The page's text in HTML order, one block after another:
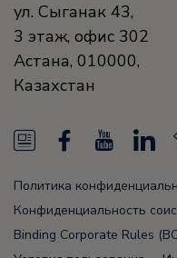
ул. Сыганак 43,
3 этаж, офис 302
Астана, 010000,
Казахстан
N
e
w
s
c
e
u
T
L
n
k
Политика
Конфиденциальность
Binding Corporate Rules